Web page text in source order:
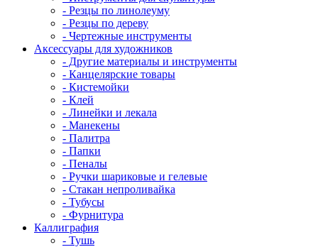
- Резцы по линолеуму
- Резцы по дереву
- Чертежные инструменты
Аксессуары для художников
- Другие материалы и инструменты
- Канцелярские товары
- Кистемойки
- Клей
- Линейки и лекала
- Манекены
- Палитра
- Папки
- Пеналы
- Ручки шариковые и гелевые
- Стакан непроливайка
- Тубусы
- Фурнитура
Каллиграфия
- Тушь